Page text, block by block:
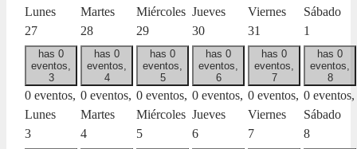
Lunes
27
Martes
28
Miércoles
29
Jueves
30
Viernes
31
Sábado
1
has 0
eventos,
3
0 eventos,
Lunes
3
has 0
eventos,
4
0 eventos,
Martes
4
has 0
eventos,
5
0 eventos,
Miércoles
5
has 0
eventos,
6
0 eventos,
Jueves
6
has 0
eventos,
7
0 eventos,
Viernes
7
has 0
eventos,
8
0 eventos,
Sábado
8